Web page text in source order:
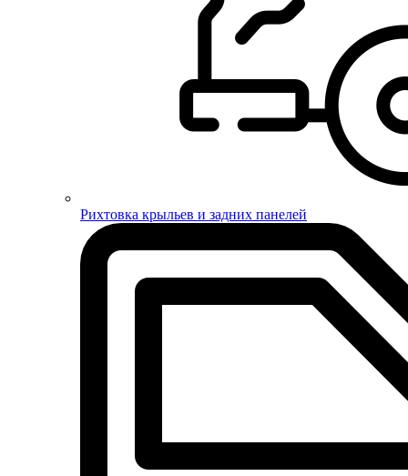
Рихтовка крыльев и задних панелей